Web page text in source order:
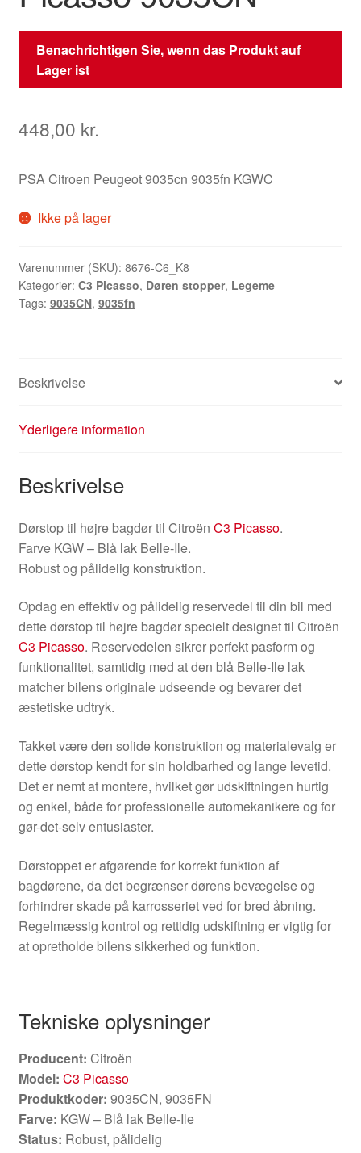
Benachrichtigen Sie, wenn das Produkt auf
Lager ist
448,00 kr.
PSA Citroen Peugeot 9035cn 9035fn KGWC
Ikke på lager
Varenummer (SKU): 8676-C6_K8
Kategorier: C3 Picasso, Døren stopper, Legeme
Tags: 9035CN, 9035fn
Beskrivelse
Yderligere information
Beskrivelse
Dørstop til højre bagdør til Citroën C3 Picasso.
Farve KGW – Blå lak Belle-Ile.
Robust og pålidelig konstruktion.
Opdag en effektiv og pålidelig reservedel til din bil med
dette dørstop til højre bagdør specielt designet til Citroën
C3 Picasso. Reservedelen sikrer perfekt pasform og
funktionalitet, samtidig med at den blå Belle-Ile lak
matcher bilens originale udseende og bevarer det
æstetiske udtryk.
Takket være den solide konstruktion og materialevalg er
dette dørstop kendt for sin holdbarhed og lange levetid.
Det er nemt at montere, hvilket gør udskiftningen hurtig
og enkel, både for professionelle automekanikere og for
gør-det-selv entusiaster.
Dørstoppet er afgørende for korrekt funktion af
bagdørene, da det begrænser dørens bevægelse og
forhindrer skade på karrosseriet ved for bred åbning.
Regelmæssig kontrol og rettidig udskiftning er vigtig for
at opretholde bilens sikkerhed og funktion.
Tekniske oplysninger
Producent: Citroën
Model: C3 Picasso
Produktkoder: 9035CN, 9035FN
Farve: KGW – Blå lak Belle-Ile
Status: Robust, pålidelig